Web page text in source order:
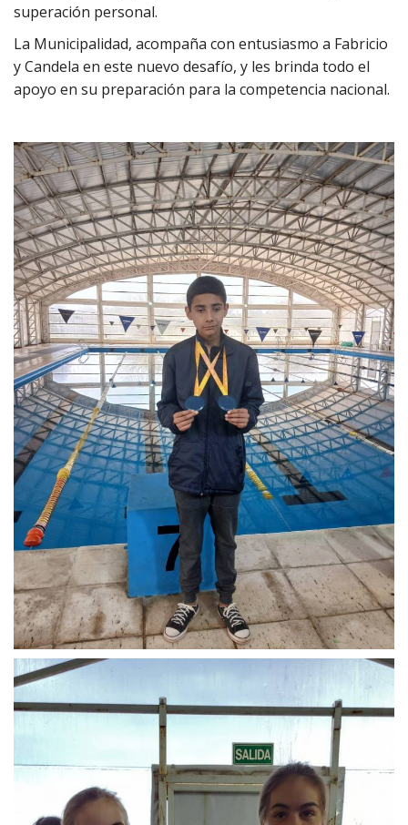
superación personal.
La Municipalidad, acompaña con entusiasmo a Fabricio
y Candela en este nuevo desafío, y les brinda todo el
apoyo en su preparación para la competencia nacional.